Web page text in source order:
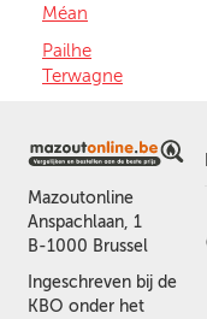
Méan
Pailhe
Terwagne
Mazoutonline
Anspachlaan, 1
B-1000 Brussel
Ingeschreven bij de
KBO onder het